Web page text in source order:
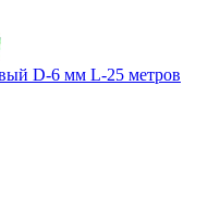
D-6 мм L-25 метров